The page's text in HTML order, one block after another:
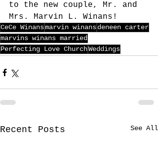
to the new couple, Mr. and
Mrs. Marvin L. Winans!
CeCe Winansmarvin winansdeneen carter
marvins winans married
Perfecting Love ChurchWeddings
Recent Posts See All